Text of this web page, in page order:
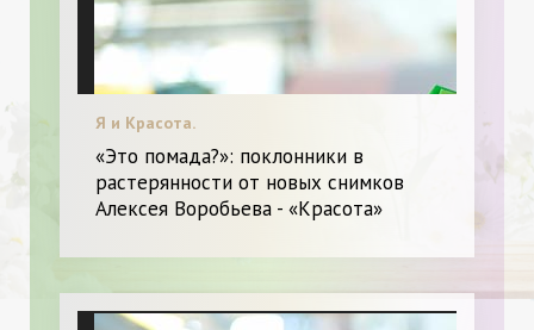
Я и Красота.
«Это помада?»: поклонники в
растерянности от новых снимков
Алексея Воробьева - «Красота»